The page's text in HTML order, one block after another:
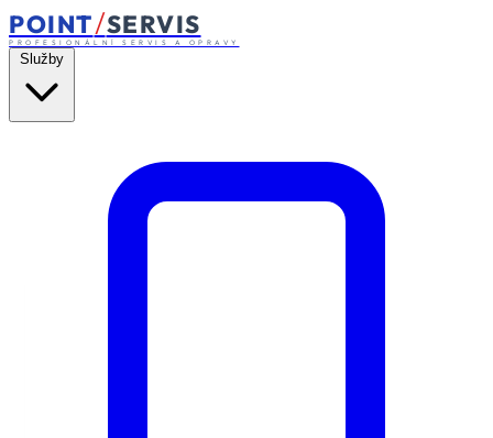
POINT/SERVIS
PROFESIONÁLNÍ SERVIS A OPRAVY
Služby